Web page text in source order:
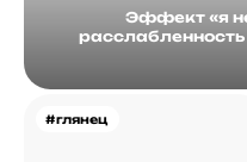
Эффект «я
#глянец